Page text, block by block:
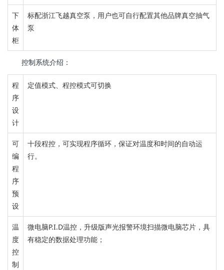
下
体
柜
标配浙江飞越真空泵，用户也可自行配置其他品牌真空抽气
泵
控制系统介绍：
程
序
设
计
定值模式、程控模式可切换
可
编
程
序
预
设
十段程控， 可实现程序循环，保证对温度和时间的自动运
行。
温
度
控
制
微电脑P.I.D温控， 升级版声光报警环境扫描微电脑芯片， 具
有稳定的数据处理功能；